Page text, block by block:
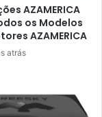
AZAMERICA
os Modelos
AZAMERICA
atrás